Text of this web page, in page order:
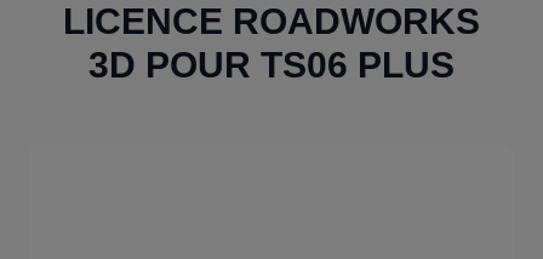
LICENCE ROADWORKS
3D POUR TS06 PLUS